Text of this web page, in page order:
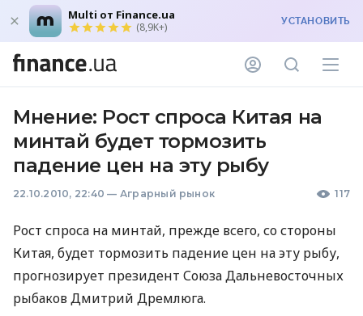
Multi от Finance.ua
(8,9K+) УСТАНОВИТЬ
Мнение: Рост спроса Китая на
минтай будет тормозить
падение цен на эту рыбу
22.10.2010, 22:40 — Аграрный рынок 117
Рост спроса на минтай, прежде всего, со стороны
Китая, будет тормозить падение цен на эту рыбу,
прогнозирует президент Союза Дальневосточных
рыбаков Дмитрий Дремлюга.